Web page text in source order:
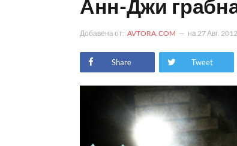
Анн-Джи
Добавена от: AVTORA.COM на 27 Авг. 2012
Share Tweet